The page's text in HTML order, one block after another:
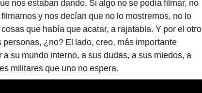
nos estaban dando. Si algo no se podía filmar, no
y nos decían que no lo mostremos, no lo
que había que acatar, a rajatabla. Y por el otro
personas, ¿no? El lado, creo, más importante
su mundo interno, a sus dudas, a sus miedos, a
militares que uno no espera.